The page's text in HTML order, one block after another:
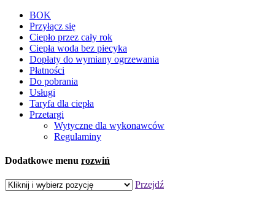
BOK
Przyłącz się
Ciepło przez cały rok
Ciepła woda bez piecyka
Dopłaty do wymiany ogrzewania
Płatności
Do pobrania
Usługi
Taryfa dla ciepła
Przetargi
Wytyczne dla wykonawców
Regulaminy
Dodatkowe menu rozwiń
Przejdź